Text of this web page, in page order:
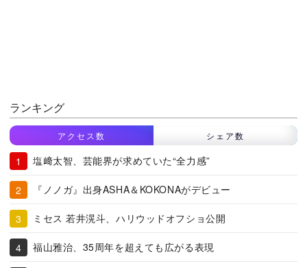
ランキング
アクセス数 シェア数
塩﨑太智、芸能界が求めていた“全力感”
『ノノガ』出身ASHA＆KOKONAがデビュー
ミセス 若井滉斗、ハリウッドオフショ公開
福山雅治、35周年を超えても広がる表現